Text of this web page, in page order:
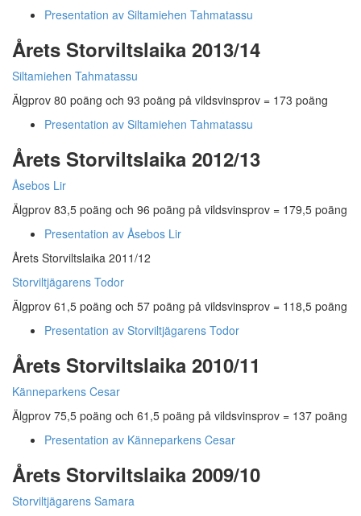
Presentation av Siltamiehen Tahmatassu
Årets Storviltslaika 2013/14
Siltamiehen Tahmatassu
Älgprov 80 poäng och 93 poäng på vildsvinsprov = 173 poäng
Presentation av Siltamiehen Tahmatassu
Årets Storviltslaika 2012/13
Åsebos Lir
Älgprov 83,5 poäng och 96 poäng på vildsvinsprov = 179,5 poäng
Presentation av Åsebos Lir
Årets Storviltslaika 2011/12
Storviltjägarens Todor
Älgprov 61,5 poäng och 57 poäng på vildsvinsprov = 118,5 poäng
Presentation av Storviltjägarens Todor
Årets Storviltslaika 2010/11
Känneparkens Cesar
Älgprov 75,5 poäng och 61,5 poäng på vildsvinsprov = 137 poäng
Presentation av Känneparkens Cesar
Årets Storviltslaika 2009/10
Storviltjägarens Samara